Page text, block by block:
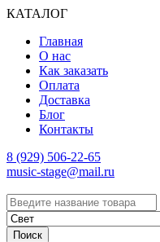
КАТАЛОГ
Главная
О нас
Как заказать
Оплата
Доставка
Блог
Контакты
8 (929) 506-22-65
music-stage@mail.ru
Поиск